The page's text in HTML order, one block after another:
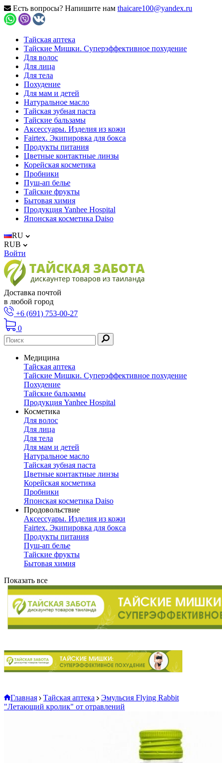
Есть вопросы? Напишите нам thaicare100@yandex.ru
Тайская аптека
Тайские Мишки. Суперэффективное похудение
Для волос
Для лица
Для тела
Похудение
Для мам и детей
Натуральное масло
Тайская зубная паста
Тайские бальзамы
Аксессуары. Изделия из кожи
Fairtex. Экипировка для бокса
Продукты питания
Цветные контактные линзы
Корейская косметика
Пробники
Пуш-ап белье
Тайские фрукты
Бытовая химия
Продукция Yanhee Hospital
Японская косметика Daiso
RU
RUB
Войти
Доставка почтой
в любой город
+6 (691) 753-00-27
0
Медицина
Тайская аптека
Тайские Мишки. Суперэффективное похудение
Похудение
Тайские бальзамы
Продукция Yanhee Hospital
Косметика
Для волос
Для лица
Для тела
Для мам и детей
Натуральное масло
Тайская зубная паста
Цветные контактные линзы
Корейская косметика
Пробники
Японская косметика Daiso
Продовольствие
Аксессуары. Изделия из кожи
Fairtex. Экипировка для бокса
Продукты питания
Пуш-ап белье
Тайские фрукты
Бытовая химия
Показать все
Главная Тайская аптека
Эмульсия Flying Rabbit
"Летающий кролик" от отравлений